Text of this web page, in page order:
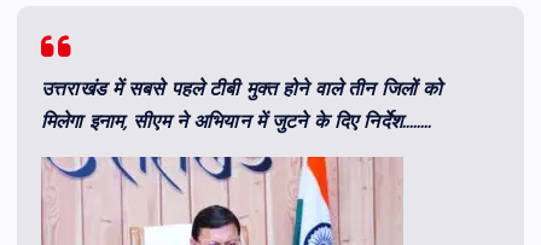
उत्तराखंड में सबसे पहले टीबी मुक्त होने वाले तीन जिलों को
मिलेगा इनाम, सीएम ने अभियान में जुटने के दिए निर्देश……..